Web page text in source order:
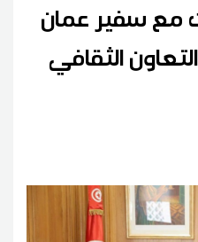
مع سفير عمان
الثقافي